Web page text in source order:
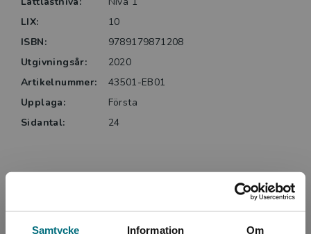
Samtycke Information Om
LIX:
10
ISBN:
9789179871208
Utgivningsår:
2020
Artikelnummer:
43501-EB01
Upplaga:
Första
Sidantal:
24